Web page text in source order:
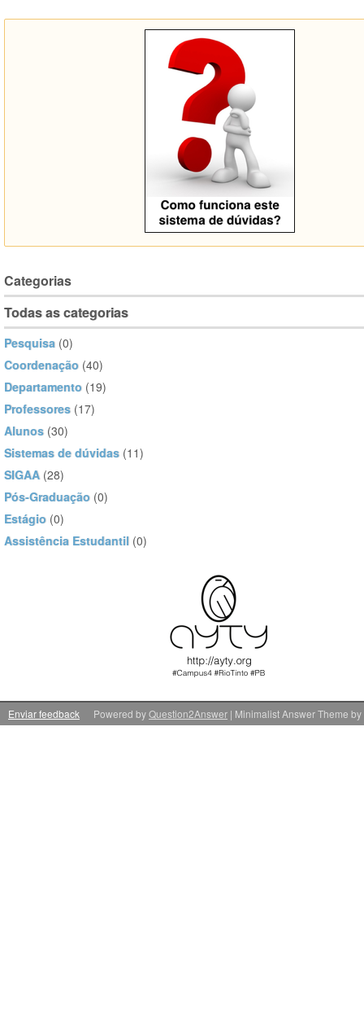
Categorias
Todas as categorias
Pesquisa (0)
Coordenação (40)
Departamento (19)
Professores (17)
Alunos (30)
Sistemas de dúvidas (11)
SIGAA (28)
Pós-Graduação (0)
Estágio (0)
Assistência Estudantil (0)
Enviar feedback | Minimalist Answer Theme by
Powered byQuestion2Answer